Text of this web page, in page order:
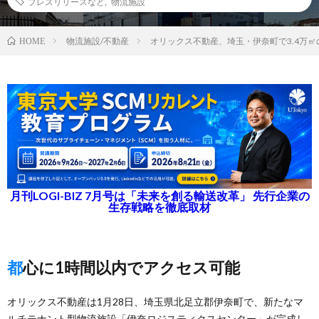
HOME 物流施設/不動産 オリックス不動産、埼玉・伊奈町で3.4万
月刊LOGI-BIZ 7月号は「未来を創る輸送改革」 先行企業の
生存戦略を徹底取材
都心に1時間以内でアクセス可能
オリックス不動産は1月28日、埼玉県北足立郡伊奈町で、新たなマ